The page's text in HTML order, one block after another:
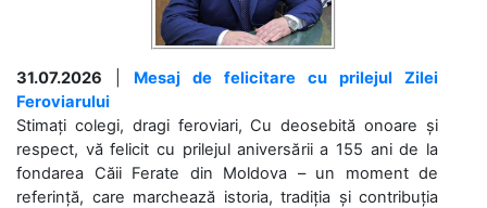
31.07.2026
Mesaj de felicitare cu prilejul Zilei
Feroviarului
Stimați colegi, dragi feroviari, Cu deosebită onoare și
respect, vă felicit cu prilejul aniversării a 155 ani de la
fondarea Căii Ferate din Moldova – un moment de
referință, care marchează istoria, tradiția și contribuția